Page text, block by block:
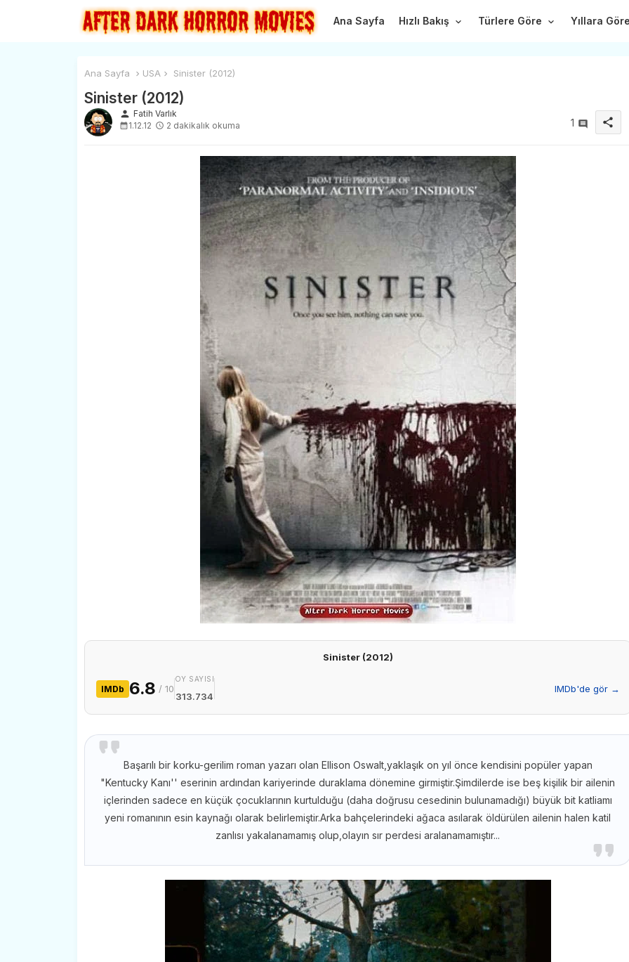
Ana Sayfa Hızlı Bakış Türlere Göre Yıllara
Ana Sayfa USA Sinister (2012)
Sinister (2012)
person Fatih Varlık
1.12.12
2 dakikalık okuma 1 share
Sinister (2012)
IMDb 6.8 / 10
OY SAYISI
313.734
IMDb'de gör →
Başarılı bir korku-gerilim roman yazarı olan Ellison Oswalt,yaklaşık on yıl önce kendisini popüler yapan
"Kentucky Kanı'' eserinin ardından kariyerinde duraklama dönemine girmiştir.Şimdilerde ise beş kişilik bir ailenin
içlerinden sadece en küçük çocuklarının kurtulduğu (daha doğrusu cesedinin bulunamadığı) büyük bit katliamı
yeni romanının esin kaynağı olarak belirlemiştir.Arka bahçelerindeki ağaca asılarak öldürülen ailenin halen katil
zanlısı yakalanamamış olup,olayın sır perdesi aralanamamıştır...